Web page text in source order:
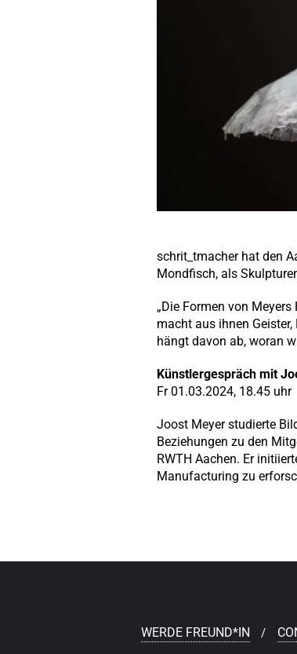
schrit_tmacher hat den
Mondfisch, als
„Die Formen von
macht aus ihnen
hängt davon ab, woran
Künstlergespräch mit
Fr 01.03.2024, 18.45 uhr
Joost Meyer studierte
Beziehungen zu den
RWTH Aachen. Er
Manufacturing zu
WERDE FREUND*IN